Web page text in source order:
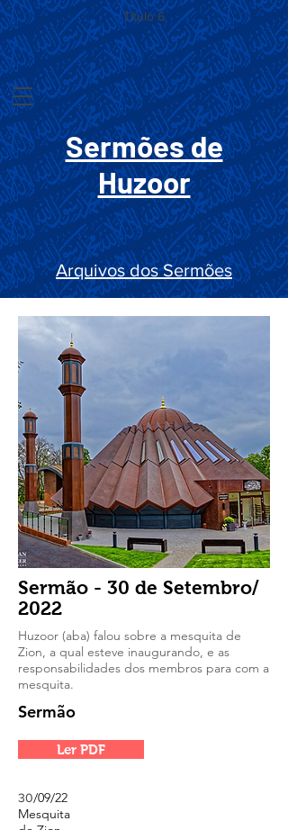
Título 6
Sermões de
Huzoor
Arquivos dos Sermões
Sermão - 30 de Setembro/
2022
Huzoor (aba) falou sobre a mesquita de
Zion, a qual esteve inaugurando, e as
responsabilidades dos membros para com a
mesquita.
Sermão
Ler PDF
30/09/22
Mesquita